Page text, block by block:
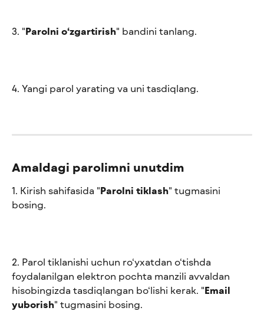
3. "Parolni o‘zgartirish" bandini tanlang.
4. Yangi parol yarating va uni tasdiqlang.
Amaldagi parolimni unutdim
1. Kirish sahifasida "Parolni tiklash" tugmasini
bosing.
2. Parol tiklanishi uchun ro‘yxatdan o‘tishda
foydalanilgan elektron pochta manzili avvaldan
hisobingizda tasdiqlangan bo‘lishi kerak. "Email
yuborish" tugmasini bosing.